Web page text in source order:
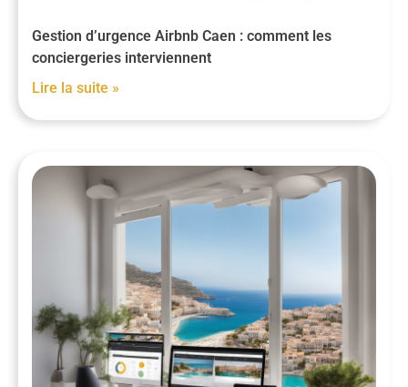
Gestion d’urgence Airbnb Caen : comment les
conciergeries interviennent
Lire la suite »